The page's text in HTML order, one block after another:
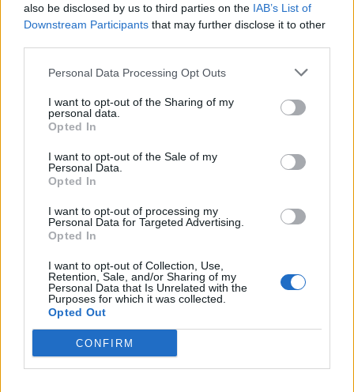
also be disclosed by us to third parties on the IAB’s List of
Downstream Participants that may further disclose it to other
Personal Data Processing Opt Outs
I want to opt-out of the Sharing of my
personal data.
Opted In
I want to opt-out of the Sale of my
Personal Data.
Opted In
I want to opt-out of processing my
Personal Data for Targeted Advertising.
Opted In
I want to opt-out of Collection, Use,
Retention, Sale, and/or Sharing of my
Personal Data that Is Unrelated with the
Purposes for which it was collected.
Opted Out
CONFIRM
się pokusom.
pierwotnych instynktów, przedstawione w
sposób brutalny i wulgarny. Jest całkowicie
pozbawione uczuć i namiętności, ma jedynie
bardzokontrowersyjne
, z pogardą mówi o
kobietach w ciąży, dzieciach czy młodych
dziewczynach, których życie sprowadza do roli
matek. Widać tu silny wpływ
i epiki.
Obraz ukazanego miasta jest przerażający, jest
pełen biedy i zatracenia moralnego, istna